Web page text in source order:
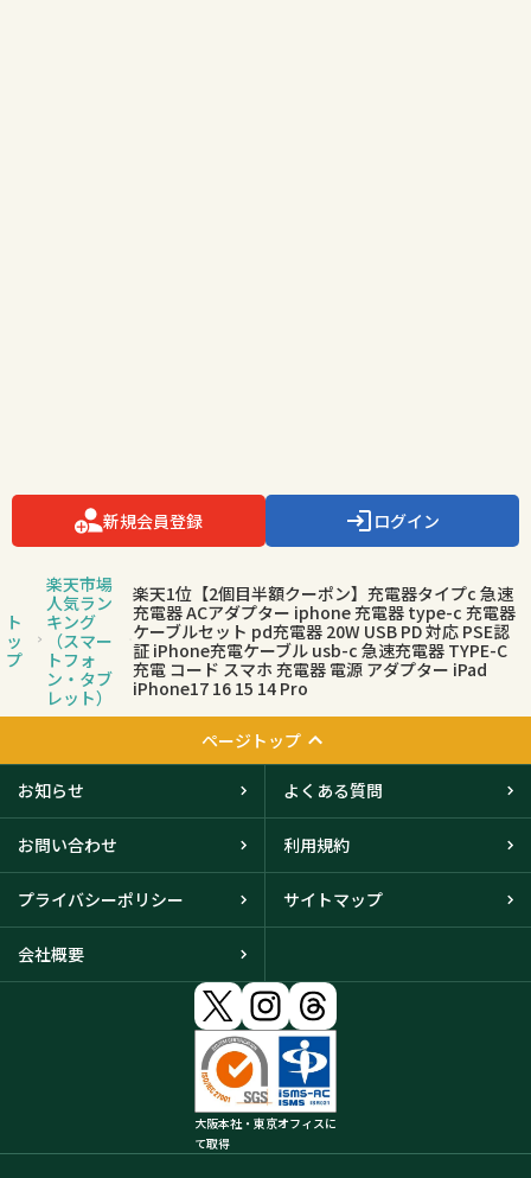
新規会員登録 ログイン
ト
ッ
プ
楽天市場
人気ラン
キング
（スマー
トフォ
ン・タブ
レット）
楽天1位【2個目半額クーポン】充電器タイプc 急速
充電器 ACアダプター iphone 充電器 type-c 充電器
ケーブルセット pd充電器 20W USB PD 対応 PSE認
証 iPhone充電ケーブル usb-c 急速充電器 TYPE-C
充電 コード スマホ 充電器 電源 アダプター iPad
iPhone17 16 15 14 Pro
ページトップ
お知らせ よくある質問
お問い合わせ 利用規約
プライバシーポリシー サイトマップ
会社概要
大阪本社・東京オフィスに
て取得